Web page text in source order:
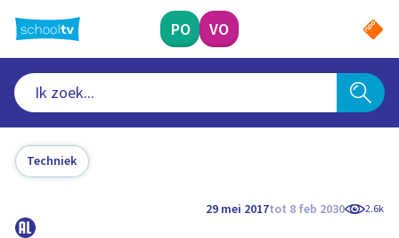
naar
hoofdinhoud
PO VO
Techniek
29 mei 2017tot 8 feb 2030 2.6k